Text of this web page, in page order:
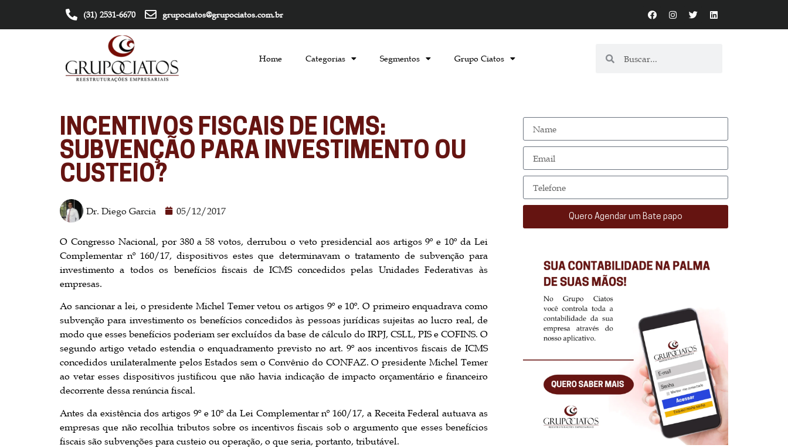
(31) 2531-6670 grupociatos@grupociatos.com.br
Home Categorias Segmentos Grupo Ciatos
INCENTIVOS FISCAIS DE ICMS:
SUBVENÇÃO PARA INVESTIMENTO OU
CUSTEIO?
Dr. Diego Garcia 05/12/2017
O Congresso Nacional, por 380 a 58 votos, derrubou o veto presidencial aos artigos 9º e 10º da Lei
Complementar nº 160/17, dispositivos estes que determinavam o tratamento de subvenção para
investimento a todos os benefícios fiscais de ICMS concedidos pelas Unidades Federativas às
empresas.
Ao sancionar a lei, o presidente Michel Temer vetou os artigos 9º e 10º. O primeiro enquadrava como
subvenção para investimento os benefícios concedidos às pessoas jurídicas sujeitas ao lucro real, de
modo que esses benefícios poderiam ser excluídos da base de cálculo do IRPJ, CSLL, PIS e COFINS. O
segundo artigo vetado estendia o enquadramento previsto no art. 9º aos incentivos fiscais de ICMS
concedidos unilateralmente pelos Estados sem o Convênio do CONFAZ. O presidente Michel Temer
ao vetar esses dispositivos justificou que não havia indicação de impacto orçamentário e financeiro
decorrente dessa renúncia fiscal.
Antes da existência dos artigos 9º e 10º da Lei Complementar nº 160/17, a Receita Federal autuava as
empresas que não recolhia tributos sobre os incentivos fiscais sob o argumento que esses benefícios
fiscais são subvenções para custeio ou operação, o que seria, portanto, tributável.
Quero Agendar um Bate papo